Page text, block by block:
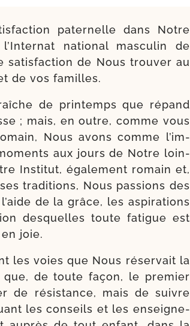
pater­nelle dans Notre
natio­nal mascu­lin de
satis­fac­tion de Nous trou­ver au
de vos familles.
de prin­temps que répand
; mais, en outre, comme vous
Nous avons comme l’im­
aux jours de Notre loin­
Ins­titut, éga­le­ment romain et,
tra­di­tions, Nous pas­sions des
de la grâce, les aspi­ra­tions
des­quelles toute fatigue est
joie.
les voies que Nous réser­vait la
que, de toute façon, le pre­mier
de résis­tance, mais de suivre
les conseils et les ensei­gne­